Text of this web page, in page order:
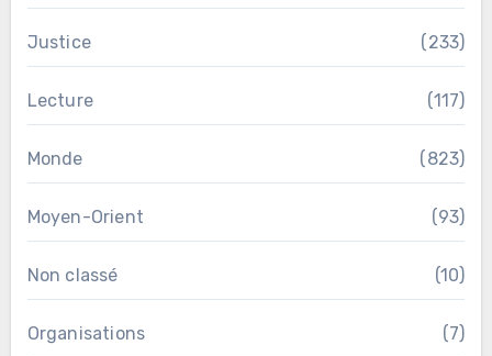
Justice (233)
Lecture (117)
Monde (823)
Moyen-Orient (93)
Non classé (10)
Organisations (7)